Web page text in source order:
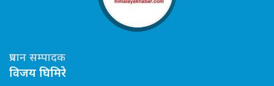
प्रधान सम्पादक
विजय घिमिरे